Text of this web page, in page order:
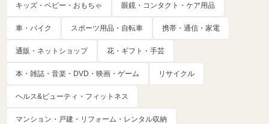
キッズ・ベビー・おもちゃ 眼鏡・コンタクト・ケア用品
車・バイク スポーツ用品・自転車 携帯・通信・家電
通販・ネットショップ 花・ギフト・手芸
本・雑誌・音楽・DVD・映画・ゲーム リサイクル
ヘルス&ビューティ・フィットネス
マンション・戸建・リフォーム・レンタル収納